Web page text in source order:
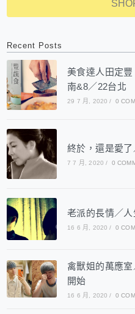
Recent Posts
美食達人田定
南&8／22台北
29 7 月, 2020 / 0
終於，還是愛
7 7 月, 2020 / 0
老派的長情／
16 6 月, 2020 / 0
禽獸姐的萬應
開始
16 6 月, 2020 / 0